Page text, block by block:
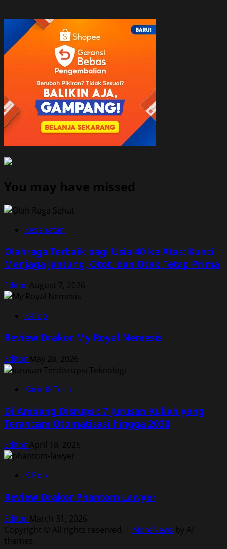
You may have missed
Kesehatan
Olahraga Terbaik bagi Usia 40 ke Atas: Kunci
Menjaga Jantung, Otot, dan Otak Tetap Prima
Editor August 7, 2026
K-Pop
Review Drakor My Royal Nemesis
Editor May 28, 2026
Karir & Tech
Di Ambang Disrupsi: 7 Jurusan Kuliah yang
Terancam Otomatisasi hingga 2030
Editor April 18, 2026
K-Pop
Review Drakor Phantom Lawyer
Editor March 31, 2026
Copyright © All rights reserved. | MoreNews by AF
themes.